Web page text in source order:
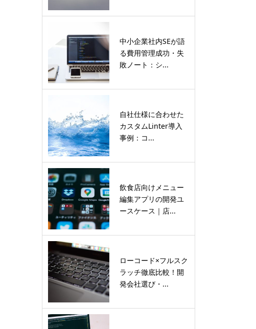
中小企業社内SEが語
る費用管理成功・失
敗ノート：シ...
自社仕様に合わせた
カスタムLinter導入
事例：コ...
飲食店向けメニュー
編集アプリの開発ユ
ースケース｜店...
ローコード×フルスク
ラッチ徹底比較！開
発会社選び・...